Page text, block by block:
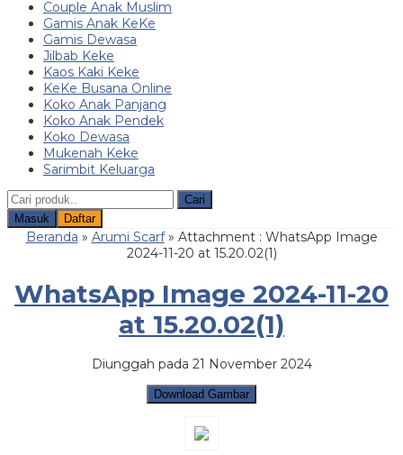
Couple Anak Muslim
Gamis Anak KeKe
Gamis Dewasa
Jilbab Keke
Kaos Kaki Keke
KeKe Busana Online
Koko Anak Panjang
Koko Anak Pendek
Koko Dewasa
Mukenah Keke
Sarimbit Keluarga
Cari
Masuk
Daftar
Beranda » Arumi Scarf» Attachment : WhatsApp Image
2024-11-20 at 15.20.02(1)
WhatsApp Image 2024-11-20
at 15.20.02(1)
Diunggah pada 21 November 2024
Download Gambar